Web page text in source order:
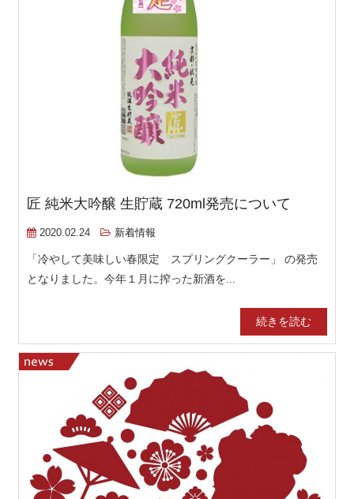
匠 純米大吟醸 生貯蔵 720ml発売について
2020.02.24 新着情報
「冷やして美味しい春限定 スプリングクーラー」 の発売
となりました。今年１月に搾った新酒を...
続きを読む